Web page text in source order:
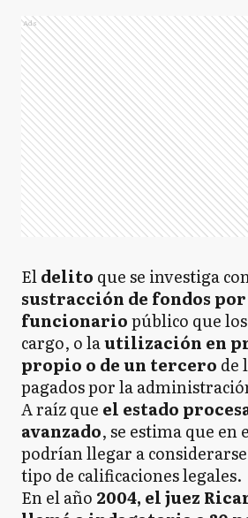
Ads
Eldelito que se investiga
sustracción de fondos
funcionariopúblico que
cargo, o lautilización en
propio o de un tercero de
pagados por la
A raíz que el estado
avanzado, se estima que en
podrían llegar a
tipo de calificaciones legales.
En el año 2004, el juez